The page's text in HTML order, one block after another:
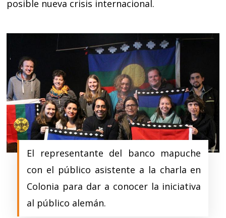
posible nueva crisis internacional.
El representante del banco mapuche
con el público asistente a la charla en
Colonia para dar a conocer la iniciativa
al público alemán.